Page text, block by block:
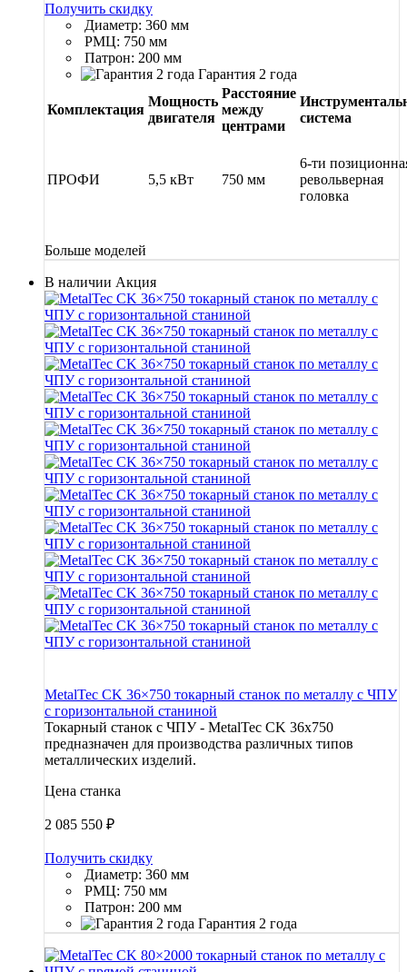
Получить скидку
Диаметр: 360 мм
РМЦ: 750 мм
Патрон: 200 мм
Гарантия 2 года
Комплектация
Мощность
двигателя
Расстояние
между
центрами
система
ПРОФИ 5,5 кВт 750 мм
6-ти
револьверная
головка
Больше моделей
В наличии Акция
MetalTec CK 36×750 токарный станок по металлу c ЧПУ
с горизонтальной станиной
Токарный станок с ЧПУ - MetalTec CK 36x750
предназначен для производства различных типов
металлических изделий.
Цена станка
2 085 550 ₽
Получить скидку
Диаметр: 360 мм
РМЦ: 750 мм
Патрон: 200 мм
Гарантия 2 года